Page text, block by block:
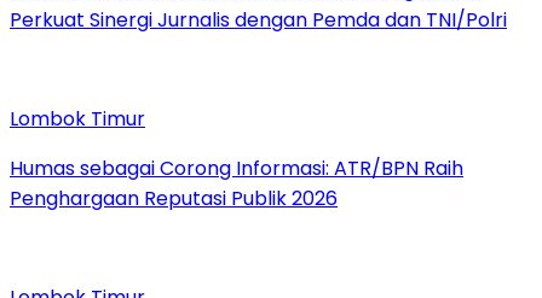
Perkuat Sinergi Jurnalis dengan Pemda dan TNI/Polri
Lombok Timur
Humas sebagai Corong Informasi: ATR/BPN Raih
Penghargaan Reputasi Publik 2026